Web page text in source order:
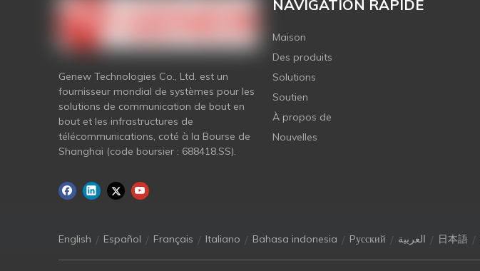
Genew Technologies Co., Ltd. est un
fournisseur mondial de systèmes pour les
solutions de communication de bout en
bout et les infrastructures de
télécommunications, coté à la Bourse de
Shanghai (code boursier : 688418.SS).
NAVIGATION RAPIDE
Maison
Des produits
Solutions
Soutien
À propos de
Nouvelles
English / Español / Français / Italiano / Bahasa indonesia / Pусский / العربية / 日本語 /